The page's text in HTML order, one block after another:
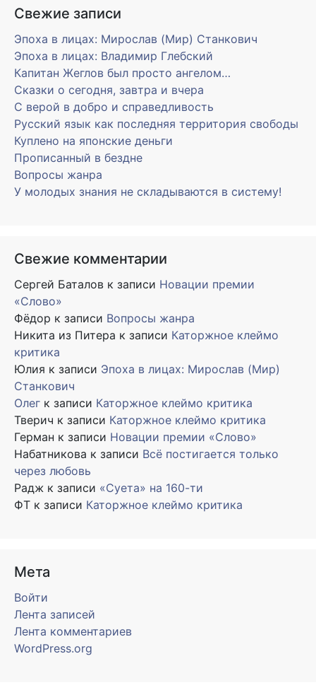
Свежие записи
Эпоха в лицах: Мирослав (Мир) Станкович
Эпоха в лицах: Владимир Глебский
Капитан Жеглов был просто ангелом…
Сказки о сегодня, завтра и вчера
С верой в добро и справедливость
Русский язык как последняя территория свободы
Куплено на японские деньги
Прописанный в бездне
Вопросы жанра
У молодых знания не складываются в систему!
Свежие комментарии
Сергей Баталов к записи Новации премии
«Слово»
Фёдор к записи Вопросы жанра
Никита из Питера к записи Каторжное клеймо
критика
Юлия к записи Эпоха в лицах: Мирослав (Мир)
Станкович
Олег к записи Каторжное клеймо критика
Тверич к записи Каторжное клеймо критика
Герман к записи Новации премии «Слово»
Набатникова к записи Всё постигается только
через любовь
Радж к записи «Суета» на 160-ти
ФТ к записи Каторжное клеймо критика
Мета
Войти
Лента записей
Лента комментариев
WordPress.org